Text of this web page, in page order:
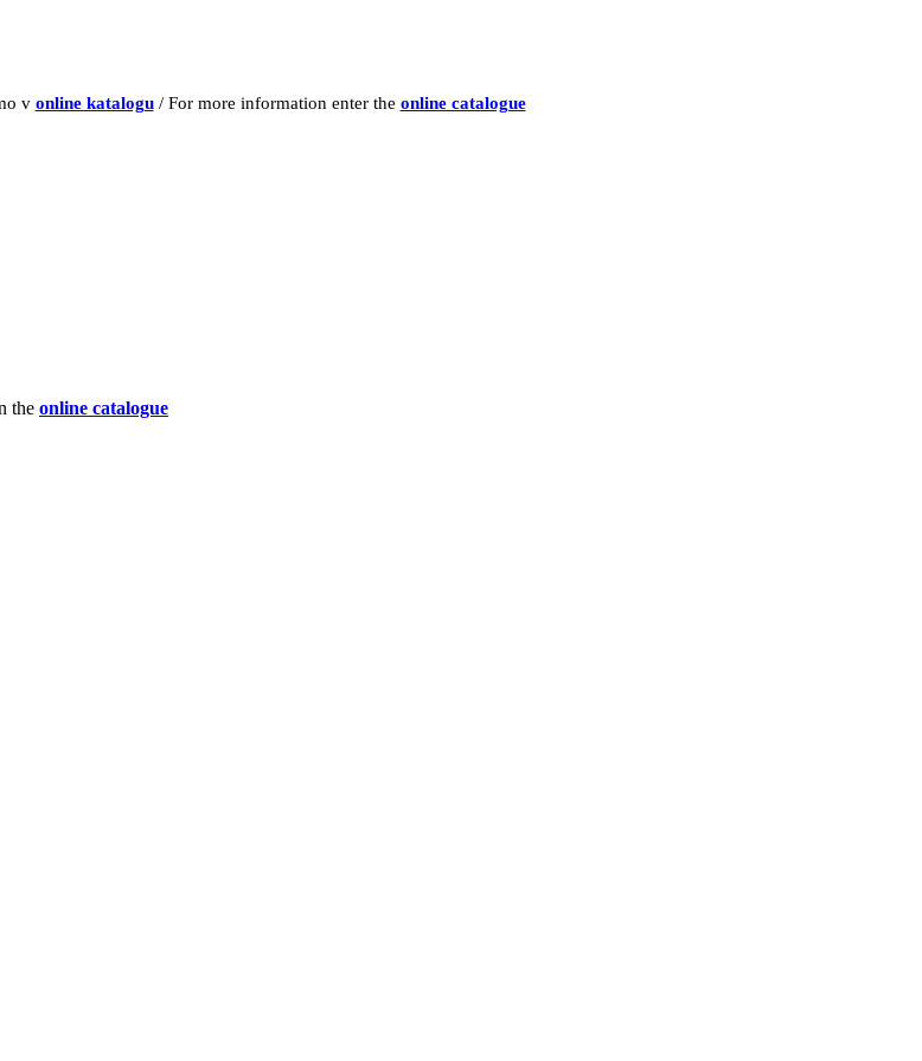
v online katalogu/ For more information enter the online catalogue
the online catalogue